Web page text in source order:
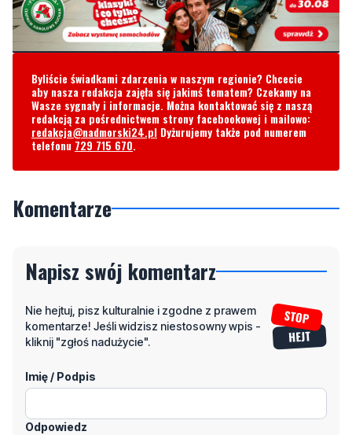
Byliście świadkami zdarzenia w naszym regionie? Chcecie
aby nasza redakcja zajęła się jakimś tematem? Czekamy na
Wasze sygnały i informacje. Można kontaktować się z naszą
redakcją za pośrednictwem strony facebookowej i mailowo:
redakcja@nadmorski24.pl Dyżurujemy także pod numerem
telefonu 729 715 670.
Komentarze
Napisz swój komentarz
Nie hejtuj, pisz kulturalnie i zgodne z prawem
komentarze! Jeśli widzisz niestosowny wpis -
kliknij "zgłoś nadużycie".
Imię / Podpis
Odpowiedz